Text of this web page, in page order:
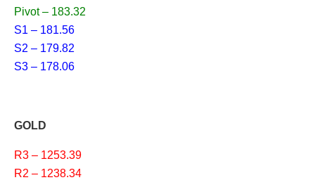
Pivot – 183.32
S1 – 181.56
S2 – 179.82
S3 – 178.06
GOLD
R3 – 1253.39
R2 – 1238.34